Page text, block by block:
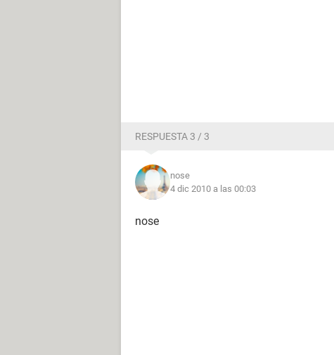
RESPUESTA 3 / 3
nose
4 dic 2010 a las 00:03
nose